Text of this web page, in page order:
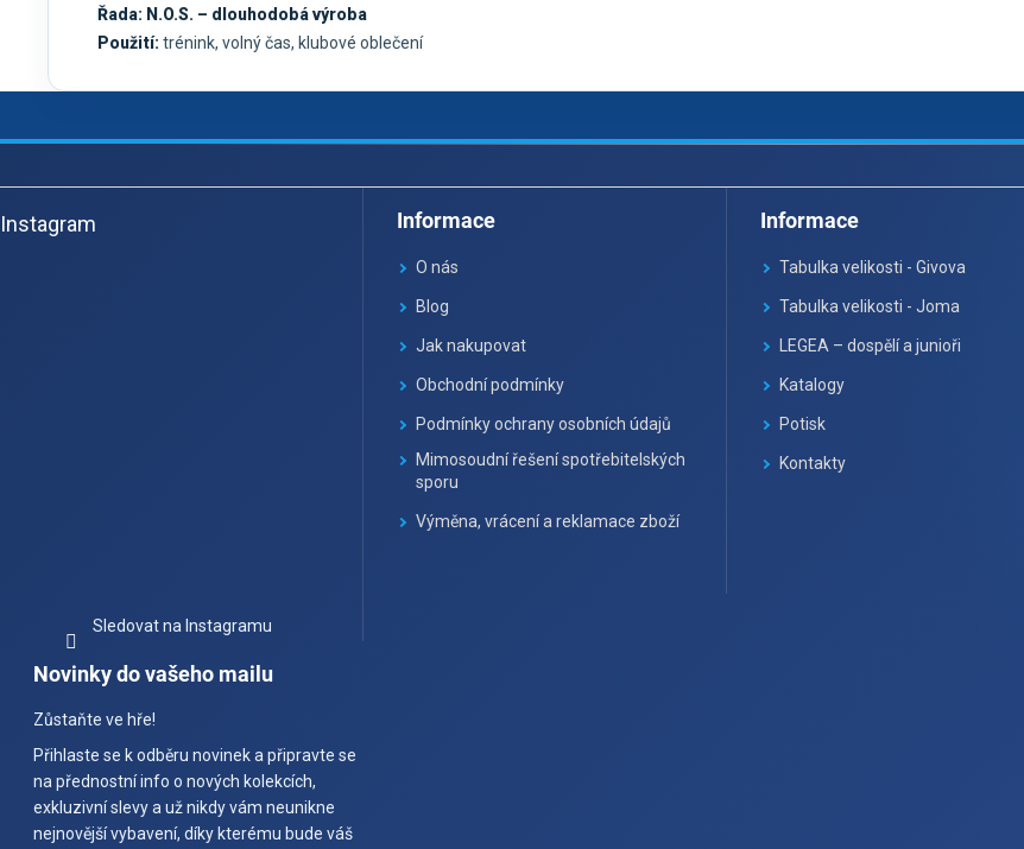
Řada: N.O.S. – dlouhodobá výroba
Použití: trénink, volný čas, klubové oblečení
á
pInstagram
Sledovat na Instagramu
Informace
O nás
Blog
Jak nakupovat
Obchodní podmínky
Podmínky ochrany osobních údajů
Mimosoudní řešení spotřebitelských
sporu
Výměna, vrácení a reklamace zboží
Informace
Tabulka velikosti - Givova
Tabulka velikosti - Joma
LEGEA – dospělí a junioři
Katalogy
Potisk
Kontakty
Novinky do vašeho mailu
Zůstaňte ve hře!
Přihlaste se k odběru novinek a připravte se
na přednostní info o nových kolekcích,
exkluzivní slevy a už nikdy vám neunikne
nejnovější vybavení, díky kterému bude váš